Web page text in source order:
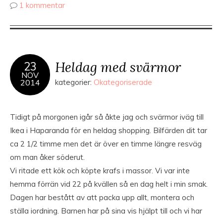
1 kommentar
23
NOV
2014
Heldag med svärmor
kategorier: Okategoriserade
Tidigt på morgonen igår så åkte jag och svärmor iväg till
Ikea i Haparanda för en heldag shopping. Bilfärden dit tar
ca 2 1/2 timme men det är över en timme längre resväg
om man åker söderut.
Vi ritade ett kök och köpte krafs i massor. Vi var inte
hemma förrän vid 22 på kvällen så en dag helt i min smak.
Dagen har bestått av att packa upp allt, montera och
ställa iordning. Barnen har på sina vis hjälpt till och vi har